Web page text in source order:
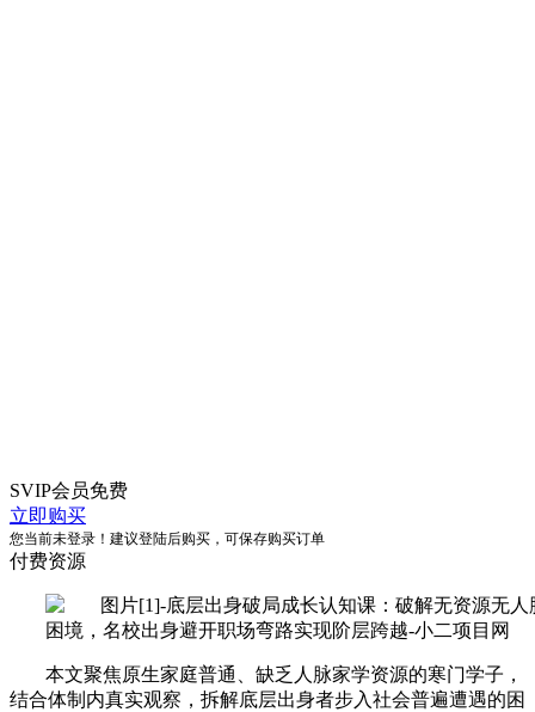
SVIP会员免费
立即购买
您当前未登录！建议登陆后购买，可保存购买订单
付费资源
本文聚焦原生家庭普通、缺乏人脉家学资源的寒门学子，
结合体制内真实观察，拆解底层出身者步入社会普遍遭遇的困